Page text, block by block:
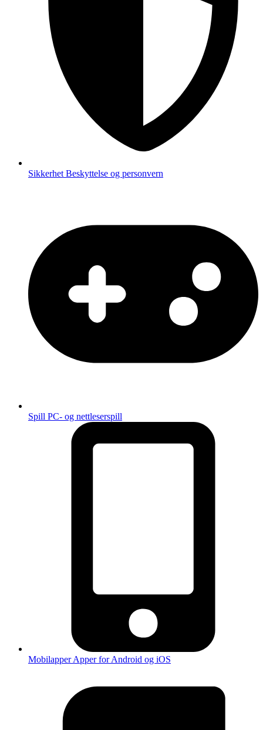
Sikkerhet Beskyttelse og personvern
Spill PC- og nettleserspill
MobilapperApper for Android og iOS